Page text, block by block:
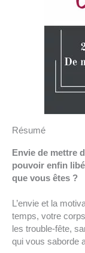
Résumé
Envie de mettre
pouvoir enfin
que vous êtes ?
L’envie et la
temps, votre
les trouble-fête,
qui vous saborde